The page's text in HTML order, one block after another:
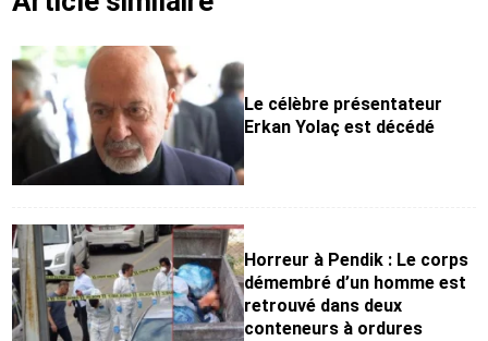
Le célèbre présentateur
Erkan Yolaç est décédé
Horreur à Pendik : Le corps
démembré d’un homme est
retrouvé dans deux
conteneurs à ordures